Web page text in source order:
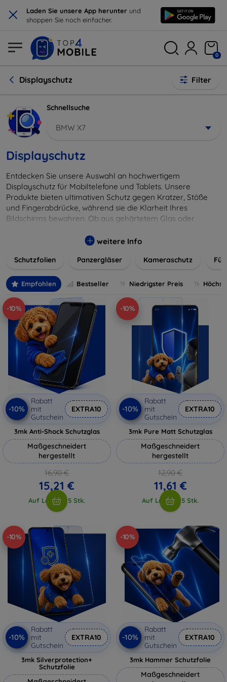
× Laden Sie unsere App herunter und
shoppen Sie noch einfacher.
0
Displayschutz Filter
Schnellsuche
BMW X7
Displayschutz
Entdecken Sie unsere Auswahl an hochwertigem
Displayschutz für Mobiltelefone und Tablets. Unsere
Produkte bieten ultimativen Schutz gegen Kratzer, Stöße
und Fingerabdrücke, während sie die Klarheit Ihres
Bildschirms bewahren. Ob aus gehärtetem Glas oder
installieren und passgenau für jedes Gerät, um eine
wertvolles Gerät mit unseren langlebigen und zuverlässigen
digitales Erlebnis.
weitere Info
Schutzfolien Panzergläser Kameraschutz
Empfohlen Bestseller Niedrigster Preis
-10%
-10%
Rabatt
mit
Gutschein
EXTRA10
3mk Anti-Shock Schutzglas
Maßgeschneidert
hergestellt
16,90 €
15,21 €
Auf Lager > 5 Stk.
-10%
-10%
Rabatt
mit
Gutschein
EXTRA10
3mk Pure Matt Schutzglas
Maßgeschneidert
hergestellt
12,90 €
11,61 €
Auf Lager > 5 Stk.
-10%
-10%
Rabatt
mit
Gutschein
EXTRA10
3mk Silverprotection+
Schutzfolie
-10%
-10%
Rabatt
mit
Gutschein
EXTRA10
3mk Hammer Schutzfolie
Maßgeschneidert